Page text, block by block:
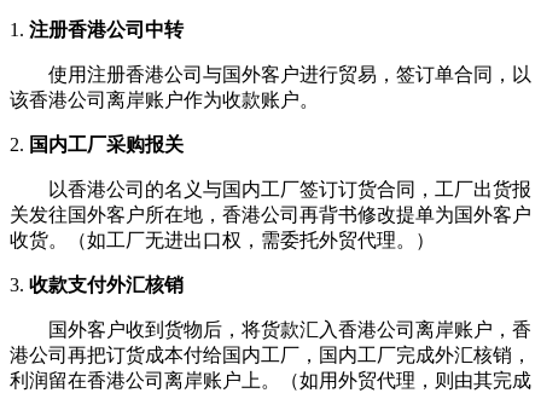
1. 注册香港公司中转
使用注册香港公司与国外客户进行贸易，签订单合同，以
该香港公司离岸账户作为收款账户。
2. 国内工厂采购报关
以香港公司的名义与国内工厂签订订货合同，工厂出货报
关发往国外客户所在地，香港公司再背书修改提单为国外客户
收货。（如工厂无进出口权，需委托外贸代理。）
3. 收款支付外汇核销
国外客户收到货物后，将货款汇入香港公司离岸账户，香
港公司再把订货成本付给国内工厂，国内工厂完成外汇核销，
利润留在香港公司离岸账户上。（如用外贸代理，则由其完成